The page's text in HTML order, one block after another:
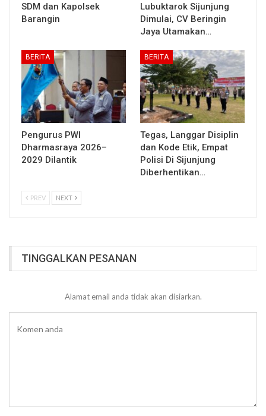
SDM dan Kapolsek
Barangin
Lubuktarok Sijunjung
Dimulai, CV Beringin
Jaya Utamakan…
BERITA
Pengurus PWI
Dharmasraya 2026–
2029 Dilantik
BERITA
Tegas, Langgar Disiplin
dan Kode Etik, Empat
Polisi Di Sijunjung
Diberhentikan…
PREV NEXT
TINGGALKAN PESANAN
Alamat email anda tidak akan disiarkan.